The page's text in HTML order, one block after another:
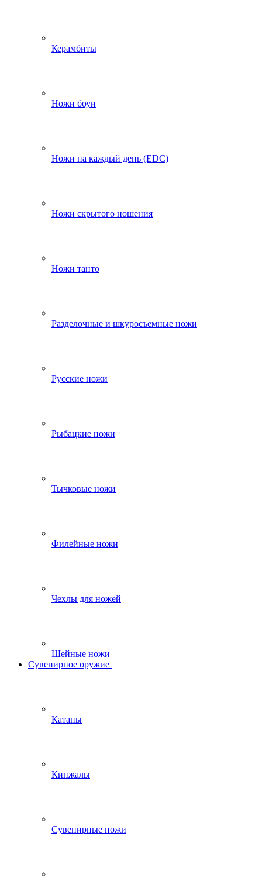
Керамбиты
Ножи боуи
Ножи на каждый день (EDC)
Ножи скрытого ношения
Ножи танто
Разделочные и шкуросъемные ножи
Русские ножи
Рыбацкие ножи
Тычковые ножи
Филейные ножи
Чехлы для ножей
Шейные ножи
Сувенирное оружие
Катаны
Кинжалы
Сувенирные ножи